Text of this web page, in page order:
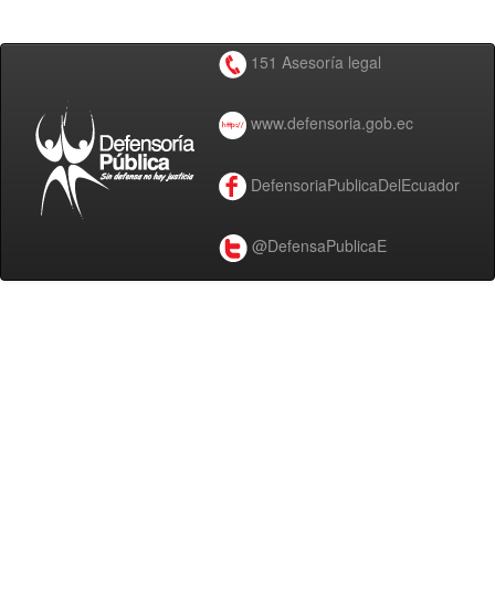
151 Asesoría legal
www.defensoria.gob.ec
DefensoriaPublicaDelEcuador
@DefensaPublicaE